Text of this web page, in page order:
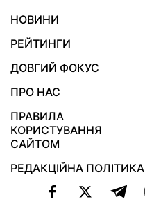
НОВИНИ
РЕЙТИНГИ
ДОВГИЙ ФОКУС
ПРО НАС
ПРАВИЛА
КОРИСТУВАННЯ
САЙТОМ
РЕДАКЦІЙНА ПОЛІТИКА